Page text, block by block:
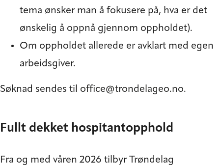
tema ønsker man å fokusere på, hva er det
ønskelig å oppnå gjennom oppholdet).
Om oppholdet allerede er avklart med egen
arbeidsgiver.
Søknad sendes til office@trondelageo.no.
Fullt dekket hospitantopphold
Fra og med våren 2026 tilbyr Trøndelag